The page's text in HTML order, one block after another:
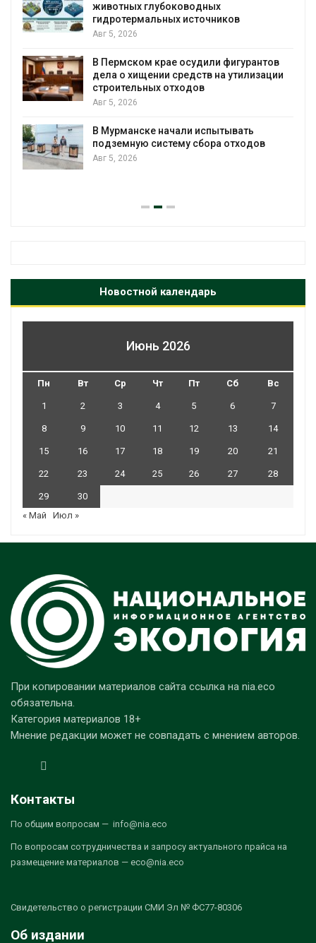
глубоководных
источников
крае осудили фигурантов
средств на утилизации
отходов
начали испытывать
систему сбора отходов
От
Новостной календарь
Июнь 2026
Пн Вт Ср Чт Пт Сб Вс
1 2 3 4 5 6 7
8 9 10 11 12 13 14
15 16 17 18 19 20 21
22 23 24 25 26 27 28
29
30
« Май
Июл »
При копировании материалов сайта ссылка на nia.eco
обязательна.
Категория материалов 18+
Мнение редакции может не совпадать с мнением авторов.
Контакты
По общим вопросам — info@nia.eco
По вопросам сотрудничества и запросу актуального прайса на
размещение материалов — eco@nia.eco
Свидетельство о регистрации СМИ Эл № ФС77-80306
Об издании